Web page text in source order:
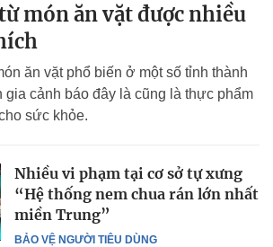
món ăn vặt được nhiều
ăn vặt phổ biến ở một số tỉnh thành
gia cảnh báo đây là cũng là thực phẩm
sức khỏe.
BẢO VỆ NGƯỜI TIÊU DÙNG
Nhiều vi phạm tại cơ sở tự xưng
“Hệ thống nem chua rán lớn nhất
miền Trung”